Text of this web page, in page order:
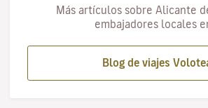
Más artículos sobre Alicante
embajadores locales
Blog de viajes